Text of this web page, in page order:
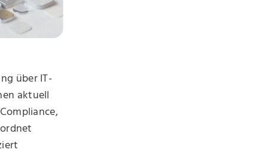
über IT-
aktuell